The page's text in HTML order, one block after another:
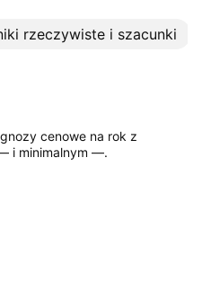
rzeczywiste i szacunki
cenowe na rok z
i minimalnym —.